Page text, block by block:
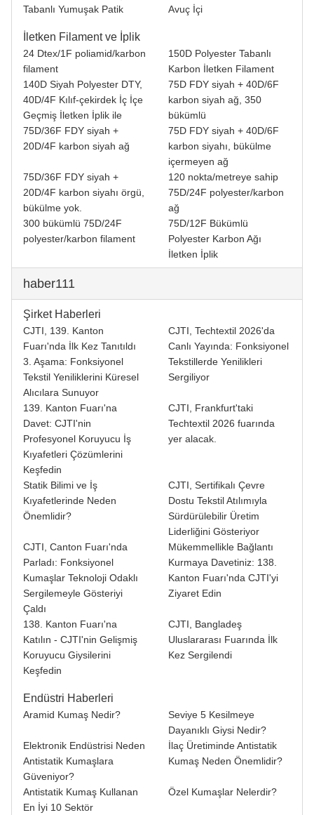
Tabanlı Yumuşak Patik
Avuç İçi
İletken Filament ve İplik
24 Dtex/1F poliamid/karbon
filament
150D Polyester Tabanlı
Karbon İletken Filament
140D Siyah Polyester DTY,
40D/4F Kılıf-çekirdek İç İçe
Geçmiş İletken İplik ile
75D FDY siyah + 40D/6F
karbon siyah ağ, 350
bükümlü
75D/36F FDY siyah +
20D/4F karbon siyah ağ
75D FDY siyah + 40D/6F
karbon siyahı, bükülme
içermeyen ağ
75D/36F FDY siyah +
20D/4F karbon siyahı örgü,
bükülme yok.
120 nokta/metreye sahip
75D/24F polyester/karbon
ağ
300 bükümlü 75D/24F
polyester/karbon filament
75D/12F Bükümlü
Polyester Karbon Ağı
İletken İplik
haber111
Şirket Haberleri
CJTI, 139. Kanton
Fuarı'nda İlk Kez Tanıtıldı
3. Aşama: Fonksiyonel
Tekstil Yeniliklerini Küresel
Alıcılara Sunuyor
CJTI, Techtextil 2026'da
Canlı Yayında: Fonksiyonel
Tekstillerde Yenilikleri
Sergiliyor
139. Kanton Fuarı'na
Davet: CJTI'nin
Profesyonel Koruyucu İş
Kıyafetleri Çözümlerini
Keşfedin
CJTI, Frankfurt'taki
Techtextil 2026 fuarında
yer alacak.
Statik Bilimi ve İş
Kıyafetlerinde Neden
Önemlidir?
CJTI, Sertifikalı Çevre
Dostu Tekstil Atılımıyla
Sürdürülebilir Üretim
Liderliğini Gösteriyor
CJTI, Canton Fuarı'nda
Parladı: Fonksiyonel
Kumaşlar Teknoloji Odaklı
Sergilemeyle Gösteriyi
Çaldı
Mükemmellikle Bağlantı
Kurmaya Davetiniz: 138.
Kanton Fuarı'nda CJTI'yi
Ziyaret Edin
138. Kanton Fuarı'na
Katılın - CJTI'nin Gelişmiş
Koruyucu Giysilerini
Keşfedin
CJTI, Bangladeş
Uluslararası Fuarında İlk
Kez Sergilendi
Endüstri Haberleri
Aramid Kumaş Nedir?
Seviye 5 Kesilmeye
Dayanıklı Giysi Nedir?
Elektronik Endüstrisi Neden
Antistatik Kumaşlara
Güveniyor?
İlaç Üretiminde Antistatik
Kumaş Neden Önemlidir?
Antistatik Kumaş Kullanan
En İyi 10 Sektör
Özel Kumaşlar Nelerdir?